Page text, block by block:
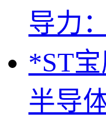
导力
*ST
半导